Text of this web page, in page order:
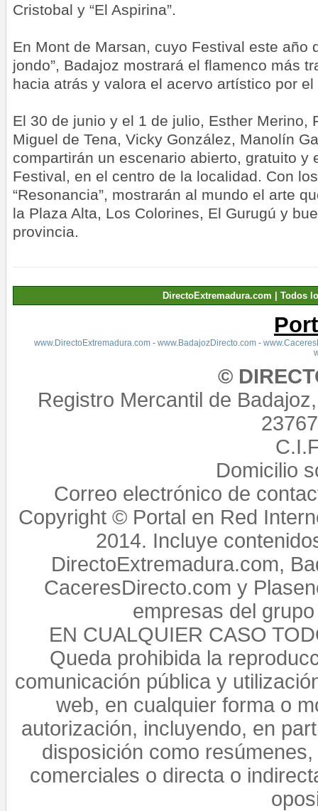
Cristobal y “El Aspirina”.
En Mont de Marsan, cuyo Festival este año
jondo”, Badajoz mostrará el flamenco más
hacia atrás y valora el acervo artístico por
El 30 de junio y el 1 de julio, Esther Merino,
Miguel de Tena, Vicky González, Manolín
compartirán un escenario abierto, gratuito y
Festival, en el centro de la localidad. Con
“Resonancia”, mostrarán al mundo el arte
la Plaza Alta, Los Colorines, El Gurugú y
provincia.
DirectoExtremadura.com | Todos
www.DirectoExtremadura.com- www.BadajozDirecto.com-
©
Registro Mercantil de
Domicilio
Correo electrónico de
Copyright © Portal en Red
2014. Incluye
DirectoExtremadura.com,
CaceresDirecto.com y
empresas del
EN CUALQUIER CASO
Queda prohibida la
comunicación pública y
web, en cualquier forma o
autorización, incluyendo, en
disposición como
comerciales o directa o